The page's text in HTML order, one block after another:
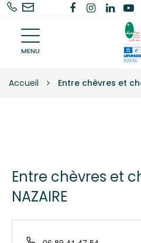
Gestion des traceurs
02
91
68
Nous
Lien
Facebook
Lien
compte
Lien
vers
la
MENU
de
Accueil Entre chèvres et
Entre chèvres et
NAZAIRE
Téléphone